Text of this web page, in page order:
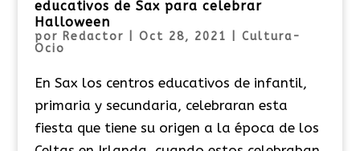
educativos de Sax para celebrar
Halloween
por Redactor Oct 28, 2021
Cultura-
Ocio
En Sax los centros educativos de infantil,
primaria y secundaria, celebraran esta
fiesta que tiene su origen a la época de los